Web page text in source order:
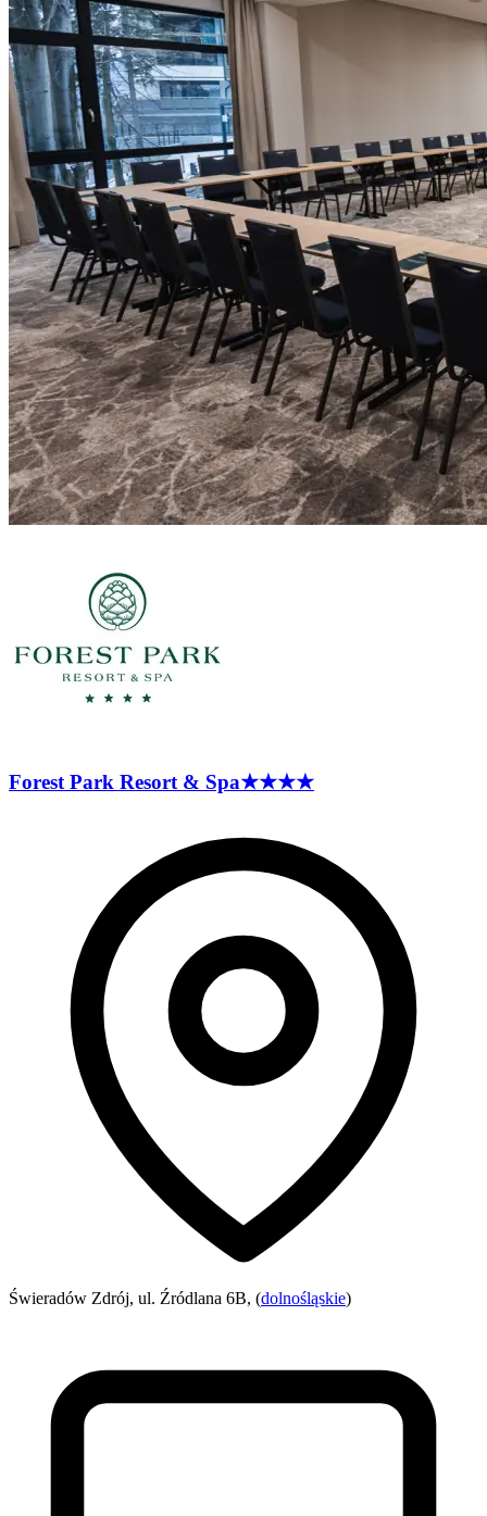
Forest Park Resort & Spa★★★★
Świeradów Zdrój, ul. Źródlana 6B, (dolnośląskie)